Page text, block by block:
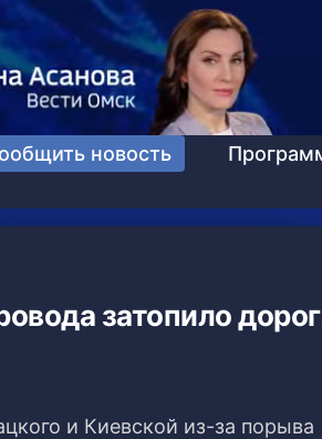
новость
затопило
и Киевской из-за порыва